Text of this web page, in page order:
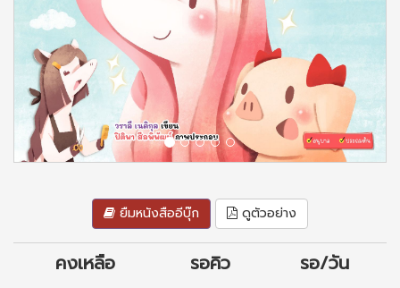
ยืมหนังสืออีบุ๊ก ดูตัวอย่าง
คงเหลือ รอคิว
รอ/วัน